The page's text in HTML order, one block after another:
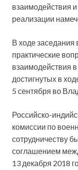
взаимодействия
реализации
В ходе заседания
практические
взаимодействия
достигнутых в
5 сентября во
Российско-
комиссии по
сотрудничеству
соглашением
13 декабря 2018